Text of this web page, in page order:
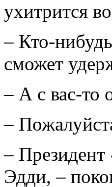
ухитрится
– Кто-
сможет
– А с вас-то
–
– Президент
Эдди, –